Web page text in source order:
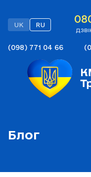
UK RU
(098) 771 04 66
Блог